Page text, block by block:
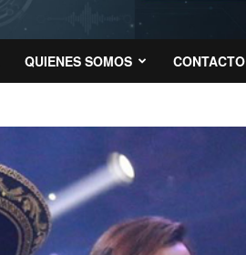
QUIENES SOMOS CONTACTO